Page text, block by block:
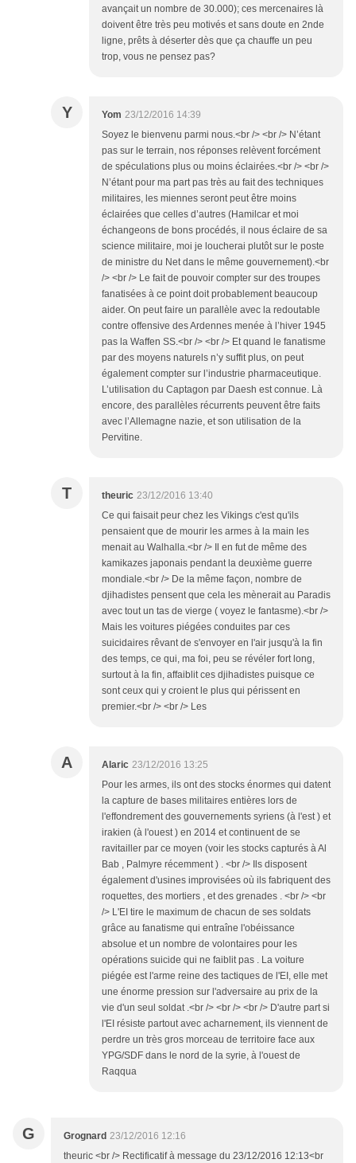
avançait un nombre de 30.000); ces mercenaires là
doivent être très peu motivés et sans doute en 2nde
ligne, prêts à déserter dès que ça chauffe un peu
trop, vous ne pensez pas?
Y Yom 23/12/2016 14:39
Soyez le bienvenu parmi nous.<br /> <br /> N’étant
pas sur le terrain, nos réponses relèvent forcément
de spéculations plus ou moins éclairées.<br /> <br />
N’étant pour ma part pas très au fait des techniques
militaires, les miennes seront peut être moins
éclairées que celles d’autres (Hamilcar et moi
échangeons de bons procédés, il nous éclaire de sa
science militaire, moi je loucherai plutôt sur le poste
de ministre du Net dans le même gouvernement).<br
/> <br /> Le fait de pouvoir compter sur des troupes
fanatisées à ce point doit probablement beaucoup
aider. On peut faire un parallèle avec la redoutable
contre offensive des Ardennes menée à l’hiver 1945
pas la Waffen SS.<br /> <br /> Et quand le fanatisme
par des moyens naturels n’y suffit plus, on peut
également compter sur l’industrie pharmaceutique.
L’utilisation du Captagon par Daesh est connue. Là
encore, des parallèles récurrents peuvent être faits
avec l’Allemagne nazie, et son utilisation de la
Pervitine.
T theuric 23/12/2016 13:40
Ce qui faisait peur chez les Vikings c'est qu'ils
pensaient que de mourir les armes à la main les
menait au Walhalla.<br /> Il en fut de même des
kamikazes japonais pendant la deuxième guerre
mondiale.<br /> De la même façon, nombre de
djihadistes pensent que cela les mènerait au Paradis
avec tout un tas de vierge ( voyez le fantasme).<br />
Mais les voitures piégées conduites par ces
suicidaires rêvant de s'envoyer en l'air jusqu'à la fin
des temps, ce qui, ma foi, peu se révéler fort long,
surtout à la fin, affaiblit ces djihadistes puisque ce
sont ceux qui y croient le plus qui périssent en
premier.<br /> <br /> Les
A Alaric 23/12/2016 13:25
Pour les armes, ils ont des stocks énormes qui datent
la capture de bases militaires entières lors de
l'effondrement des gouvernements syriens (à l'est ) et
irakien (à l'ouest ) en 2014 et continuent de se
ravitailler par ce moyen (voir les stocks capturés à Al
Bab , Palmyre récemment ) . <br /> Ils disposent
également d'usines improvisées où ils fabriquent des
roquettes, des mortiers , et des grenades . <br /> <br
/> L'EI tire le maximum de chacun de ses soldats
grâce au fanatisme qui entraîne l'obéissance
absolue et un nombre de volontaires pour les
opérations suicide qui ne faiblit pas . La voiture
piégée est l'arme reine des tactiques de l'EI, elle met
une énorme pression sur l'adversaire au prix de la
vie d'un seul soldat .<br /> <br /> <br /> D'autre part si
l'EI résiste partout avec acharnement, ils viennent de
perdre un très gros morceau de territoire face aux
YPG/SDF dans le nord de la syrie, à l'ouest de
Raqqua
G Grognard 23/12/2016 12:16
theuric <br /> Rectificatif à message du 23/12/2016 12:13<br